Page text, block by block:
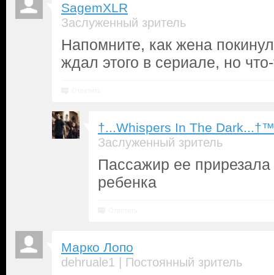
SagemXLR
Заслуженный зритель
Напомните, как жена
ждал этого в сериале, но
†...Whispers In The Dark...†™
Заслуженный зритель
Пассажир ее
ребенка
Марко Лопо
dehruale1 | Постоянный зритель